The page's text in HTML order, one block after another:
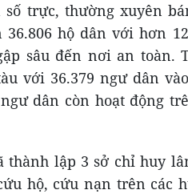
trực, thường xuyên
hộ dân với hơn
sâu đến nơi an toàn.
với 36.379 ngư dân
dân còn hoạt động
thành lập 3 sở chỉ huy
hộ, cứu nạn trên các